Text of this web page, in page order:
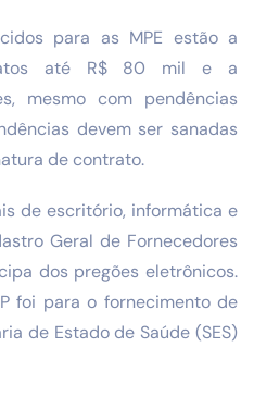
para as MPE estão a
até R$ 80 mil e a
mesmo com pendências
devem ser sanadas
de contrato.
de escritório, informática e
Geral de Fornecedores
dos pregões eletrônicos.
foi para o fornecimento de
de Estado de Saúde (SES)